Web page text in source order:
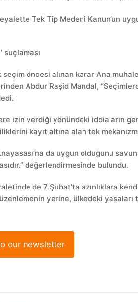
Tek Tip Medeni Kanun’un
suçlaması
seçim öncesi alınan karar Ana
Abdur Raşid Mandal,
izin verdiği yönündeki iddiaların
kayıt altına alan tek
da uygun olduğunu
değerlendirmesinde bulundu.
de 7 Şubat’ta azınlıklara
yerine, ülkedeki yasaları
our newsletter